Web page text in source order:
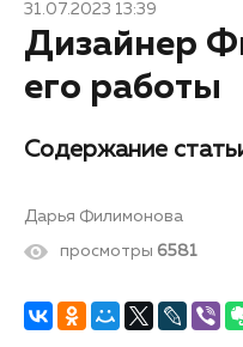
31.07.2023 13:39
Дизайнер
его работы
Содержание
Дарья Филимонова
просмотры 6581